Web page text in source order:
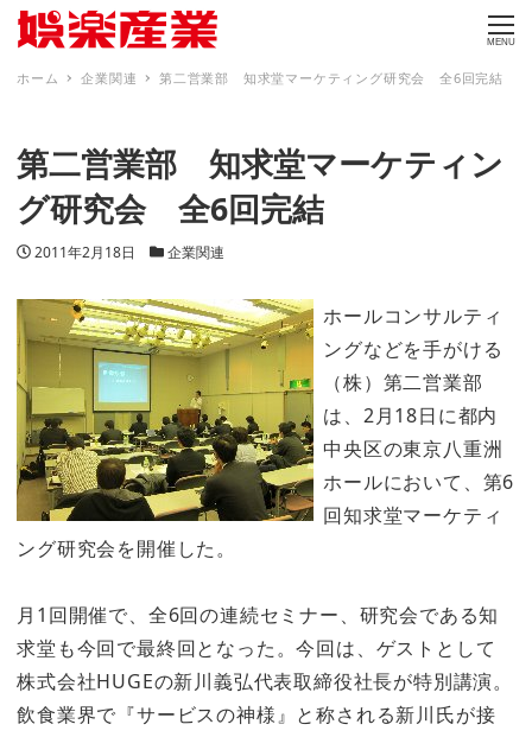
MENU
ホーム 企業関連 第二営業部 知求堂マーケティング研究会 全6回完結
第二営業部 知求堂マーケティン
グ研究会 全6回完結
投稿日
2011年2月18日 カテゴリー
企業関連
ホールコンサルティ
ングなどを手がける
（株）第二営業部
は、2月18日に都内
中央区の東京八重洲
ホールにおいて、第6
回知求堂マーケティ
ング研究会を開催した。
月1回開催で、全6回の連続セミナー、研究会である知
求堂も今回で最終回となった。今回は、ゲストとして
株式会社HUGEの新川義弘代表取締役社長が特別講演。
飲食業界で『サービスの神様』と称される新川氏が接